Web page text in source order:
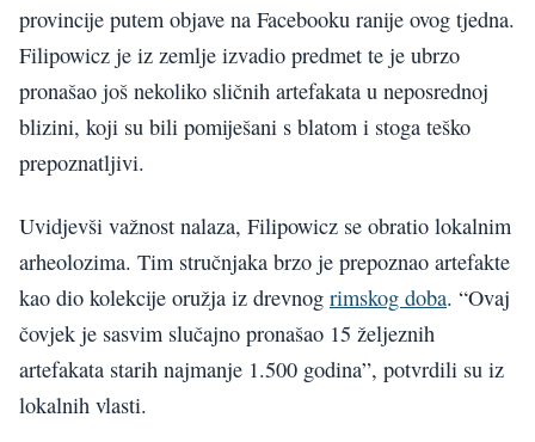
provincije putem objave na Facebooku ranije ovog tjedna.
Filipowicz je iz zemlje izvadio predmet te je ubrzo
pronašao još nekoliko sličnih artefakata u neposrednoj
blizini, koji su bili pomiješani s blatom i stoga teško
prepoznatljivi.
Uvidjevši važnost nalaza, Filipowicz se obratio lokalnim
arheolozima. Tim stručnjaka brzo je prepoznao artefakte
kao dio kolekcije oružja iz drevnog rimskog doba. “Ovaj
čovjek je sasvim slučajno pronašao 15 željeznih
artefakata starih najmanje 1.500 godina”, potvrdili su iz
lokalnih vlasti.